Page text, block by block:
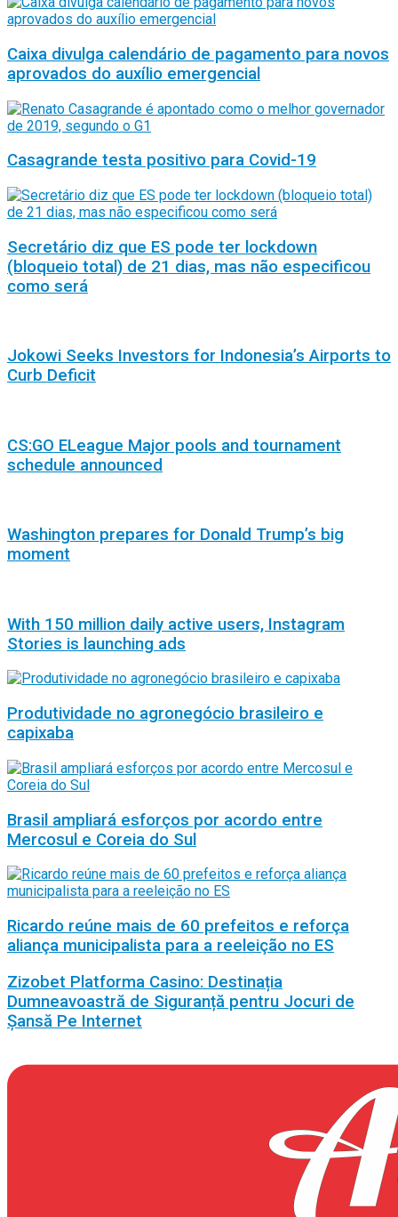
Caixa divulga calendário de pagamento para novos
aprovados do auxílio emergencial
Casagrande testa positivo para Covid-19
Secretário diz que ES pode ter lockdown
(bloqueio total) de 21 dias, mas não especificou
como será
Jokowi Seeks Investors for Indonesia’s Airports to
Curb Deficit
CS:GO ELeague Major pools and tournament
schedule announced
Washington prepares for Donald Trump’s big
moment
With 150 million daily active users, Instagram
Stories is launching ads
Produtividade no agronegócio brasileiro e
capixaba
Brasil ampliará esforços por acordo entre
Mercosul e Coreia do Sul
Ricardo reúne mais de 60 prefeitos e reforça
aliança municipalista para a reeleição no ES
Zizobet Platforma Casino: Destinația
Dumneavoastră de Siguranță pentru Jocuri de
Șansă Pe Internet